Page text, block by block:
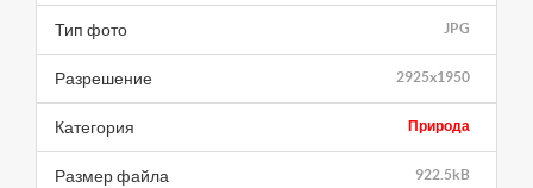
JPG
Тип фото
2925x1950
Разрешение
Природа
Категория
922.5kB
Размер файла